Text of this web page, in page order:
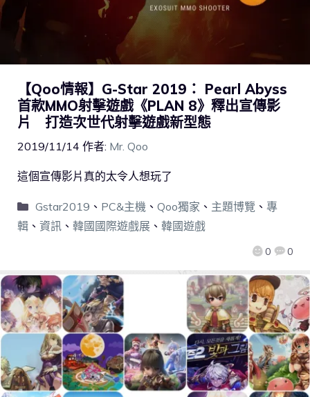
【Qoo情報】G-Star 2019： Pearl Abyss
首款MMO射擊遊戲《PLAN 8》釋出宣傳影
片 打造次世代射擊遊戲新型態
2019/11/14 作者: Mr. Qoo
0 0
這個宣傳影片真的太令人想玩了
Gstar2019 、 PC&主機、 Qoo獨家 、 主題博覽 、 專
輯 、 資訊 、 韓國國際遊戲展 、 韓國遊戲